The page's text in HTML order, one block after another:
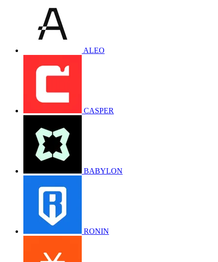
ALEO
CASPER
BABYLON
RONIN